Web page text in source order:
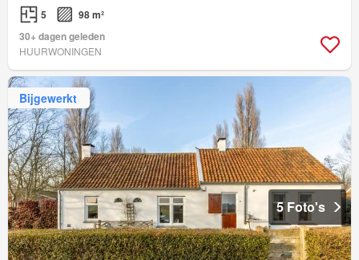
5
98 m²
30+ dagen geleden
HUURWONINGEN
Bijgewerkt
5 Foto's